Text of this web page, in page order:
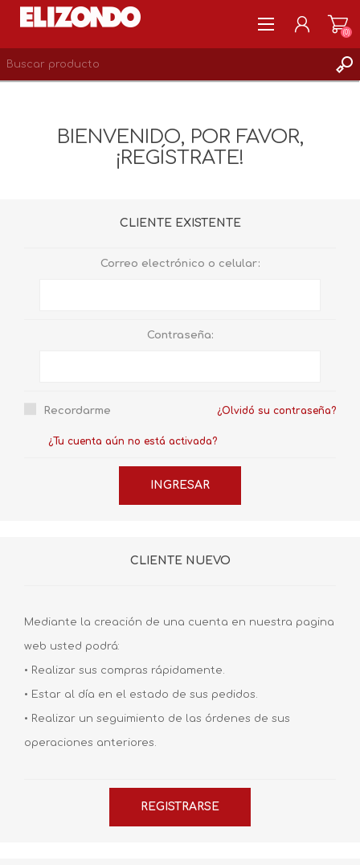
LISTA DE DESEOS 0
(0)
BIENVENIDO, POR FAVOR,
¡REGÍSTRATE!
CLIENTE EXISTENTE
Correo electrónico o celular:
Contraseña:
Recordarme ¿Olvidó su contraseña?
¿Tu cuenta aún no está activada?
CLIENTE NUEVO
Mediante la creación de una cuenta en nuestra pagina
web usted podrá:
• Realizar sus compras rápidamente.
• Estar al día en el estado de sus pedidos.
• Realizar un seguimiento de las órdenes de sus
operaciones anteriores.